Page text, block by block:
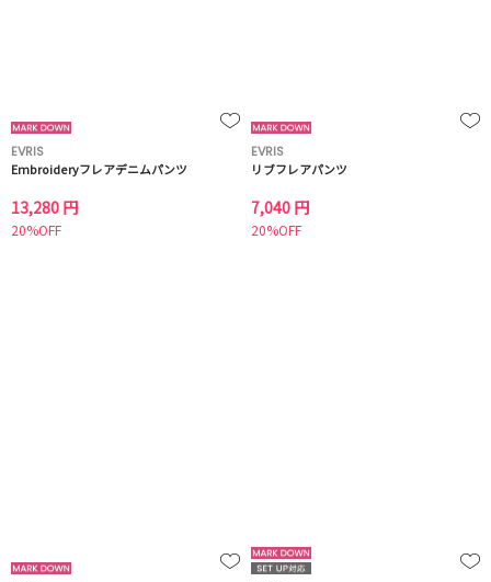
EVRIS
Embroideryフレアデニムパンツ
13,280 円
20%OFF
EVRIS
リブフレアパンツ
7,040 円
20%OFF